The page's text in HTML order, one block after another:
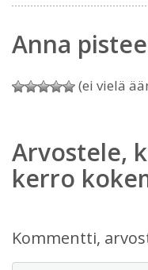
Anna
(ei vielä
Arvostele,
kerro
Kommentti,